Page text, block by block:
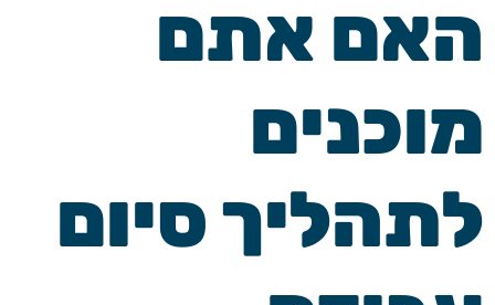
האם אתם
מוכנים
לתהליך סיום